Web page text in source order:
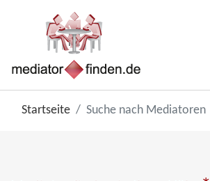
Startseite Suche nach Mediatoren